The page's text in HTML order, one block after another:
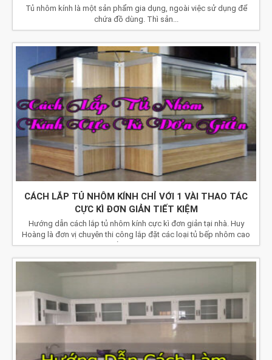
Tủ nhôm kính là một sản phẩm gia dụng, ngoài việc sử dụng để
chứa đồ dùng. Thì sản...
CÁCH LẮP TỦ NHÔM KÍNH CHỈ VỚI 1 VÀI THAO TÁC
CỰC KÌ ĐƠN GIẢN TIẾT KIỆM
Hướng dẫn cách lắp tủ nhôm kính cực kì đơn giản tại nhà. Huy
Hoàng là đơn vị chuyên thi công lắp đặt các loại tủ bếp nhôm cao
cấp tại TPHCM.